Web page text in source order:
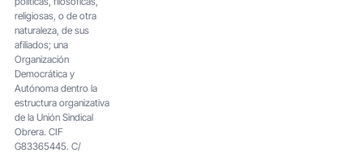
religiosas, o de otra
naturaleza, de sus
afiliados; una
Organización
Democrática y
Autónoma dentro la
estructura organizativa
de la Unión Sindical
Obrera. CIF
G83365445. C/